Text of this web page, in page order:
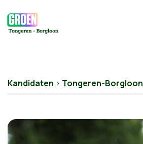
Kandidaten > Tongeren-Borgloon